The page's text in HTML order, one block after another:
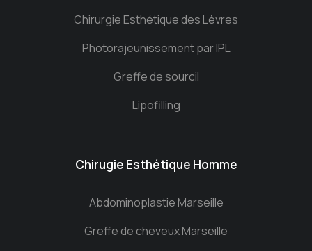
Chirurgie Esthétique des Lèvres
Photorajeunissement par IPL
Greffe de sourcil
Lipofilling
Chirugie Esthétique Homme
Abdominoplastie Marseille
Greffe de cheveux Marseille